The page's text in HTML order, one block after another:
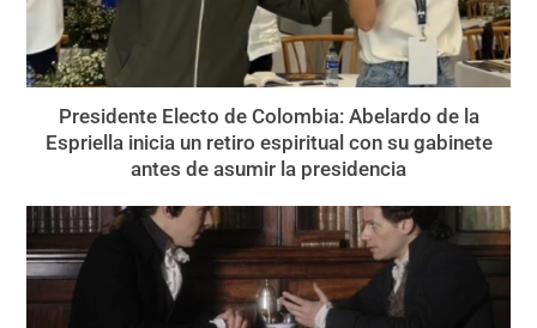
Presidente Electo de Colombia: Abelardo de la
Espriella inicia un retiro espiritual con su gabinete
antes de asumir la presidencia